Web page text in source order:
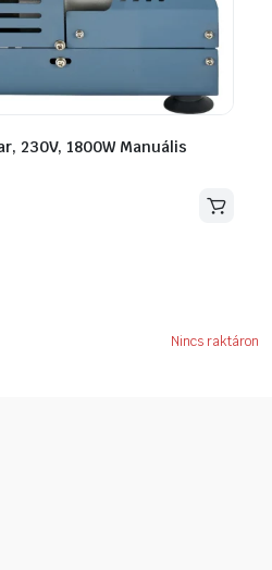
230V, 1800W Manuális
Nincs raktáron